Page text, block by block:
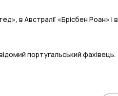
в Австралії «Брісбен Роан» і в
португальський фахівець.